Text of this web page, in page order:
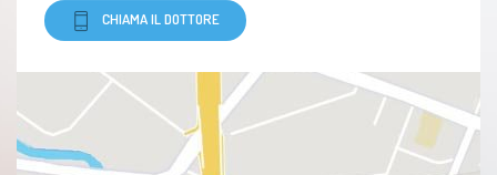
CHIAMA IL DOTTORE